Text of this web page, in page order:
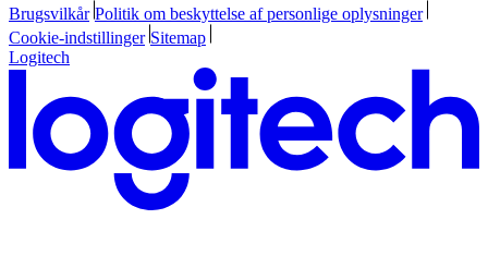
Brugsvilkår Politik om beskyttelse af personlige oplysninger
Cookie-indstillinger Sitemap
Logitech